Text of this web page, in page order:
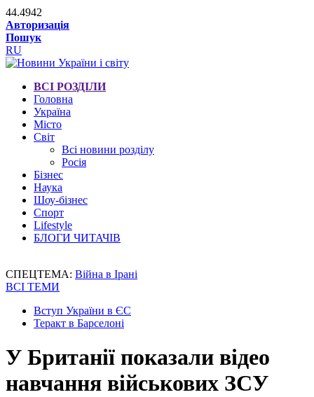
44.4942
Авторизація
Пошук
RU
ВСІ РОЗДІЛИ
Головна
Україна
Місто
Світ
Всі новини розділу
Росія
Бізнес
Наука
Шоу-бізнес
Спорт
Lifestyle
БЛОГИ ЧИТАЧІВ
СПЕЦТЕМА: Війна в Ірані
ВСІ ТЕМИ
Вступ України в ЄС
Теракт в Барселоні
У Британії показали відео
навчання військових ЗСУ